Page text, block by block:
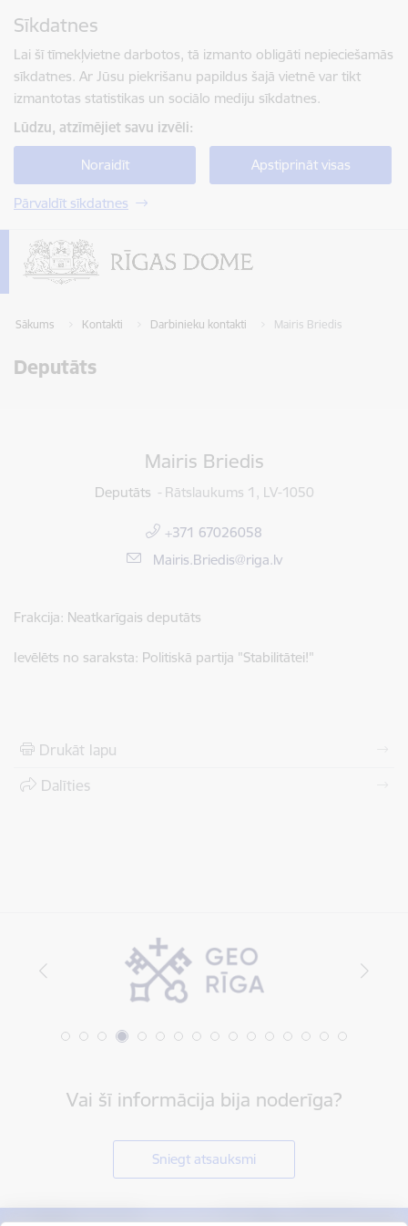
Sīkdatnes
Lai šī tīmekļvietne darbotos, tā izmanto obligāti nepieciešamās
sīkdatnes. Ar Jūsu piekrišanu papildus šajā vietnē var tikt
izmantotas statistikas un sociālo mediju sīkdatnes.
Lūdzu, atzīmējiet savu izvēli:
Noraidīt Apstiprināt visas
Pārvaldīt sīkdatnes
Sākums Kontakti Darbinieku kontakti Mairis Briedis
Deputāts
Mairis Briedis
Deputāts Rātslaukums 1, LV-1050
+371 67026058
E-pasts:
Mairis.Briedis@riga.lv
Frakcija: Neatkarīgais deputāts
Ievēlēts no saraksta: Politiskā partija "Stabilitātei!"
Drukāt lapu
Dalīties
Vai šī informācija bija noderīga?
Sniegt atsauksmi